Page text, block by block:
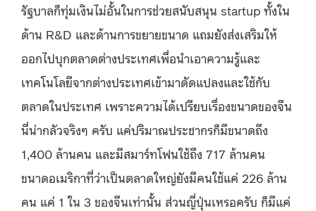
รัฐบาลก็ทุ่มเงินไม่อั้นในการช่วยสนับสนุน startup ทั้งใน
ด้าน R&D และด้านการขยายขนาด แถมยังส่งเสริมให้
ออกไปบุกตลาดต่างประเทศเพื่อนำเอาความรู้และ
เทคโนโลยีจากต่างประเทศเข้ามาดัดแปลงและใช้กับ
ตลาดในประเทศ เพราะความได้เปรียบเรื่องขนาดของจีน
นี่น่ากลัวจริงๆ ครับ แค่ปริมาณประชากรก็มีขนาดถึง
1,400 ล้านคน และมีสมาร์ทโฟนใช้ถึง 717 ล้านคน
ขนาดอเมริกาที่ว่าเป็นตลาดใหญ่ยังมีคนใช้แค่ 226 ล้าน
คน แค่ 1 ใน 3 ของจีนเท่านั้น ส่วนญี่ปุ่นเหรอครับ ก็มีแค่